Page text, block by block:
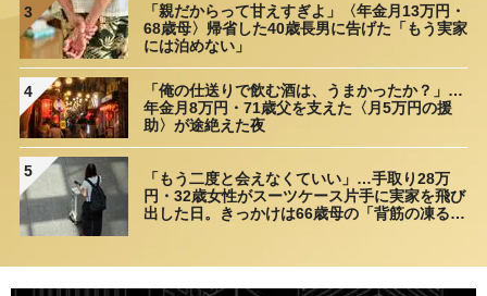
3
「親だからって甘えすぎよ」〈年金月13万円・
68歳母〉帰省した40歳長男に告げた「もう実家
には泊めない」
4
「俺の仕送りで飲む酒は、うまかったか？」…
年金月8万円・71歳父を支えた〈月5万円の援
助〉が途絶えた夜
5
「もう二度と会えなくていい」…手取り28万
円・32歳女性がスーツケース片手に実家を飛び
出した日。きっかけは66歳母の「背筋の凍る一